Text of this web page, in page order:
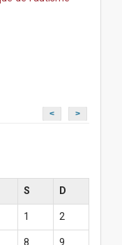
< >
S D
1 2